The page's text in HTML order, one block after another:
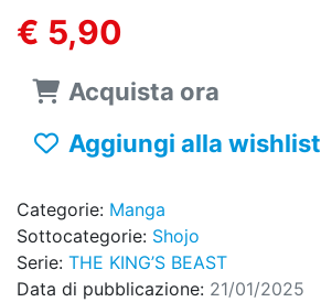
€ 5,90
Acquista ora
Aggiungi alla wishlist
Categorie: Manga
Sottocategorie: Shojo
Serie: THE KING’S BEAST
Data di pubblicazione: 21/01/2025